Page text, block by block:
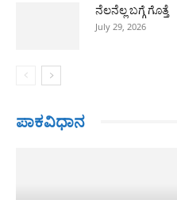
ನೆಲನೆಲ್ಲ ಬಗ್ಗೆ ಗೊತ್ತೆ
July 29, 2026
ಪಾಕವಿಧಾನ